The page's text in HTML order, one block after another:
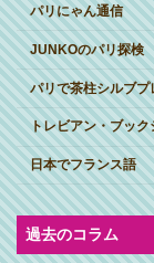
パリにゃん通信
JUNKOのパリ探検
パリで茶柱シルブプ
トレビアン・ブック
日本でフランス語
過去のコラム